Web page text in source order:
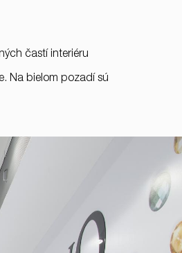
častí interiéru
Na bielom pozadí sú
901 77 44 00